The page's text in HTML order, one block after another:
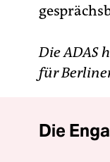
Die ADAS
für
Die